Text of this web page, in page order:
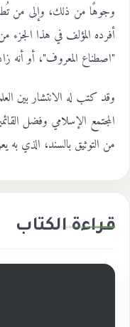
وجوهًا من ذلك، وإلى من
أفرده المؤلف في هذا الجزء
"اصطناع المعروف"، أو أنه
وقد كتب له الانتشار بين
المجتمع الإسلامي وفضل
من التوثيق بالسند، الذي
قراءة الكتاب